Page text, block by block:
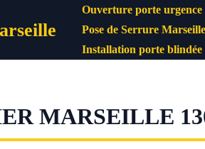
Ouverture porte urgence
Pose de Serrure Marseille
Installation porte blindée
MARSEILLE